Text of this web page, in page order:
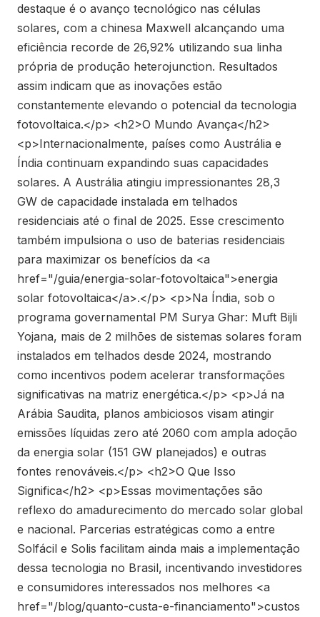
destaque é o avanço tecnológico nas células
solares, com a chinesa Maxwell alcançando uma
eficiência recorde de 26,92% utilizando sua linha
própria de produção heterojunction. Resultados
assim indicam que as inovações estão
constantemente elevando o potencial da tecnologia
fotovoltaica.</p> <h2>O Mundo Avança</h2>
<p>Internacionalmente, países como Austrália e
Índia continuam expandindo suas capacidades
solares. A Austrália atingiu impressionantes 28,3
GW de capacidade instalada em telhados
residenciais até o final de 2025. Esse crescimento
também impulsiona o uso de baterias residenciais
para maximizar os benefícios da <a
href="/guia/energia-solar-fotovoltaica">energia
solar fotovoltaica</a>.</p> <p>Na Índia, sob o
programa governamental PM Surya Ghar: Muft Bijli
Yojana, mais de 2 milhões de sistemas solares foram
instalados em telhados desde 2024, mostrando
como incentivos podem acelerar transformações
significativas na matriz energética.</p> <p>Já na
Arábia Saudita, planos ambiciosos visam atingir
emissões líquidas zero até 2060 com ampla adoção
da energia solar (151 GW planejados) e outras
fontes renováveis.</p> <h2>O Que Isso
Significa</h2> <p>Essas movimentações são
reflexo do amadurecimento do mercado solar global
e nacional. Parcerias estratégicas como a entre
Solfácil e Solis facilitam ainda mais a implementação
dessa tecnologia no Brasil, incentivando investidores
e consumidores interessados nos melhores <a
href="/blog/quanto-custa-e-financiamento">custos